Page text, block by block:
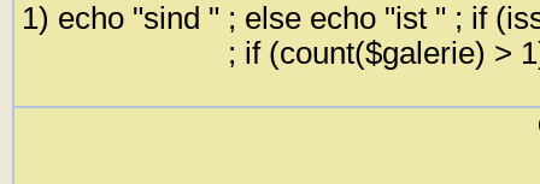
1) echo "sind " ; else echo "ist " ; if
; if (count($galerie) >